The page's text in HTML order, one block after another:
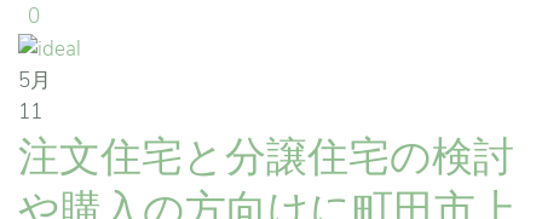
0
5月
11
注文住宅と分譲住宅の検討
や購入の方向けに町田市上